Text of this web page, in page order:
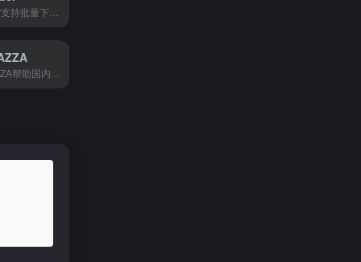
AliDownloader支持批量下载速卖通和阿里巴巴的产品图片、视频，帮跨境卖家快速采集商品素材，省去手动保存的麻烦。